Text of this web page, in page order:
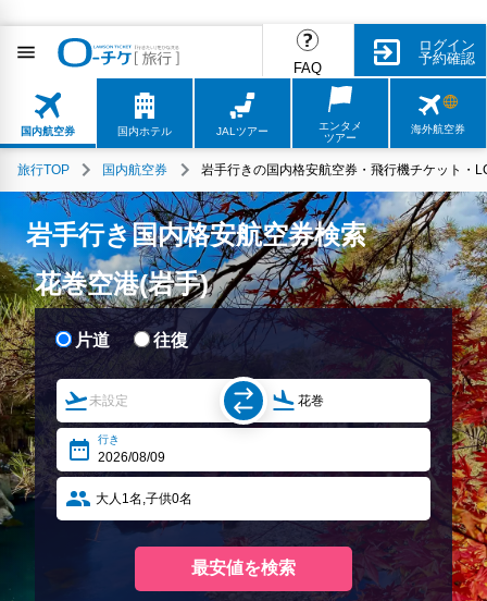
FAQ
ログイン
予約確認
国内航空券 国内ホテル JALツアー
エンタメ
ツアー
海外航空券
旅行TOP 国内航空券 岩手行きの国内格安航空券・飛行機チケット・
岩手行き国内格安航空券検索
花巻空港(岩手)